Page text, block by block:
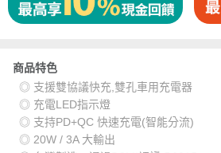
商品特色
◎ 支援雙協議快充,雙孔車用充電器
◎ 充電LED指示燈
◎ 支持PD+QC 快速充電(智能分流)
◎ 20W / 3A 大輸出